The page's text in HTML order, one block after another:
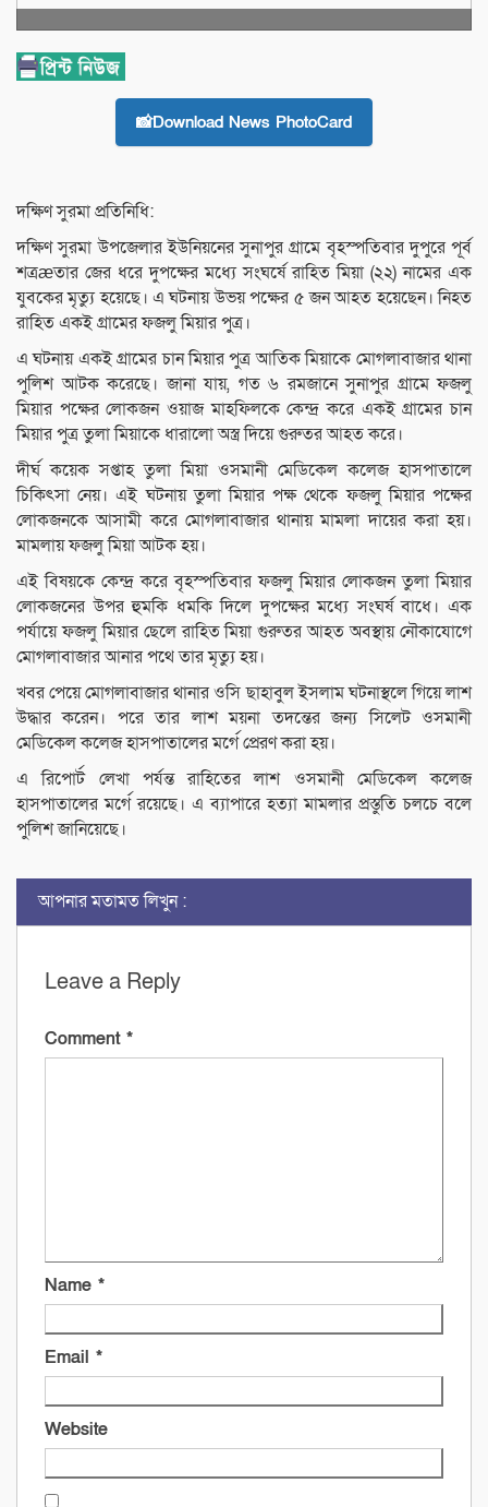
📸Download News PhotoCard
দক্ষিণ সুরমা প্রতিনিধি:
দক্ষিণ সুরমা উপজেলার ইউনিয়নের সুনাপুর গ্রামে বৃহস্পতিবার দুপুরে পূর্ব
শত্রæতার জের ধরে দুপক্ষের মধ্যে সংঘর্ষে রাহিত মিয়া (২২) নামের এক
যুবকের মৃত্যু হয়েছে। এ ঘটনায় উভয় পক্ষের ৫ জন আহত হয়েছেন। নিহত
রাহিত একই গ্রামের ফজলু মিয়ার পুত্র।
এ ঘটনায় একই গ্রামের চান মিয়ার পুত্র আতিক মিয়াকে মোগলাবাজার থানা
পুলিশ আটক করেছে। জানা যায়, গত ৬ রমজানে সুনাপুর গ্রামে ফজলু
মিয়ার পক্ষের লোকজন ওয়াজ মাহফিলকে কেন্দ্র করে একই গ্রামের চান
মিয়ার পুত্র তুলা মিয়াকে ধারালো অস্ত্র দিয়ে গুরুতর আহত করে।
দীর্ঘ কয়েক সপ্তাহ তুলা মিয়া ওসমানী মেডিকেল কলেজ হাসপাতালে
চিকিৎসা নেয়। এই ঘটনায় তুলা মিয়ার পক্ষ থেকে ফজলু মিয়ার পক্ষের
লোকজনকে আসামী করে মোগলাবাজার থানায় মামলা দায়ের করা হয়।
মামলায় ফজলু মিয়া আটক হয়।
এই বিষয়কে কেন্দ্র করে বৃহস্পতিবার ফজলু মিয়ার লোকজন তুলা মিয়ার
লোকজনের উপর হুমকি ধমকি দিলে দুপক্ষের মধ্যে সংঘর্ষ বাধে। এক
পর্যায়ে ফজলু মিয়ার ছেলে রাহিত মিয়া গুরুতর আহত অবস্থায় নৌকাযোগে
মোগলাবাজার আনার পথে তার মৃত্যু হয়।
খবর পেয়ে মোগলাবাজার থানার ওসি ছাহাবুল ইসলাম ঘটনাস্থলে গিয়ে লাশ
উদ্ধার করেন। পরে তার লাশ ময়না তদন্তের জন্য সিলেট ওসমানী
মেডিকেল কলেজ হাসপাতালের মর্গে প্রেরণ করা হয়।
এ রিপোর্ট লেখা পর্যন্ত রাহিতের লাশ ওসমানী মেডিকেল কলেজ
হাসপাতালের মর্গে রয়েছে। এ ব্যাপারে হত্যা মামলার প্রস্তুতি চলচে বলে
পুলিশ জানিয়েছে।
আপনার মতামত লিখুন :
Leave a Reply
Comment *
Name *
Email *
Website